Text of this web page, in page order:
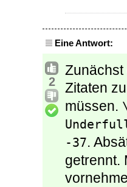
Eine Antwort:
2
Zunächst
Zitaten
müssen.
-37.
getrennt.